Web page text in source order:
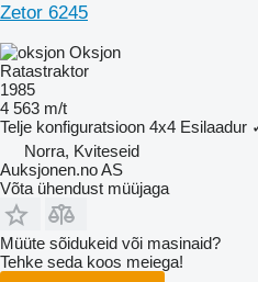
Zetor 6245
Oksjon
Ratastraktor
1985
4 563 m/t
Telje konfiguratsioon 4x4 Esilaadur
Norra, Kviteseid
Auksjonen.no AS
Võta ühendust müüjaga
Müüte sõidukeid või masinaid?
Tehke seda koos meiega!